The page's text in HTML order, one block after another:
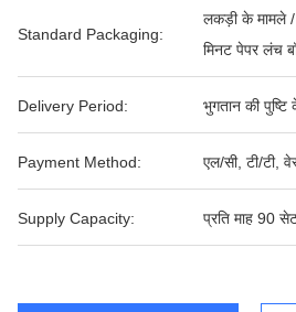
Standard Packaging:
लकड़ी के मामले /
मिनट पेपर लंच
Delivery Period: भुगतान की पुष्टि
Payment Method: एल/सी, टी/टी,
Supply Capacity: प्रति माह 90